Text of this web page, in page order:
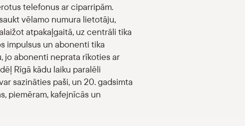
telefonus ar ciparripām.
vēlamo numura lietotāju,
atpakaļgaitā, uz centrāli tika
impulsus un abonenti tika
jo abonenti neprata rīkoties ar
Rīgā kādu laiku paralēli
sazināties paši, un 20. gadsimta
piemēram, kafejnīcās un